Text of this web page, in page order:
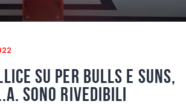
su per Bulls e Suns,
sono rivedibili